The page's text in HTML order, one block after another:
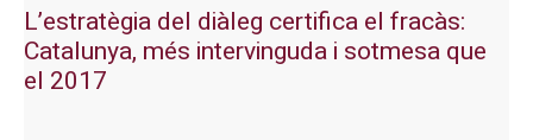
L’estratègia del diàleg certifica el fracàs:
Catalunya, més intervinguda i sotmesa que
el 2017